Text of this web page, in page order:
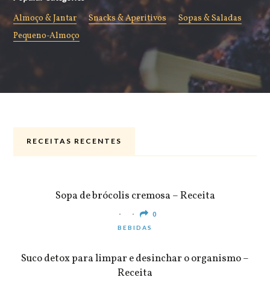
Almoço & Jantar Snacks & Aperitivos
Sopas & Saladas
Pequeno-Almoço
RECEITAS RECENTES
Sopa de brócolis cremosa – Receita
0
BEBIDAS
Suco detox para limpar e desinchar o organismo –
Receita